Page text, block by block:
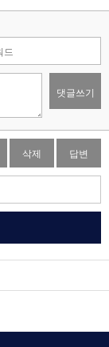
댓글쓰기
삭제 답변